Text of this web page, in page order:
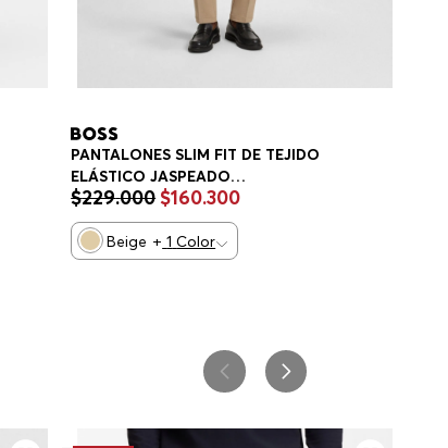
PANTALONES SLIM FIT DE TEJIDO
ELÁSTICO JASPEADO
PANTALONES CASUALES SLIM FIT
HOMBRE
$229.000 $160.300
Beige + 1 Color